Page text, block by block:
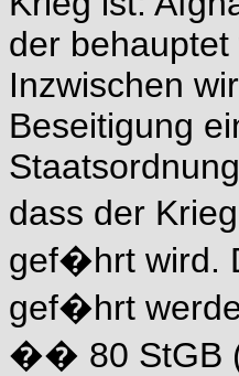
der
Inzwischen
Beseitigung
dass der
gef�hrt wird.
gef�hrt
�� 80 StGB